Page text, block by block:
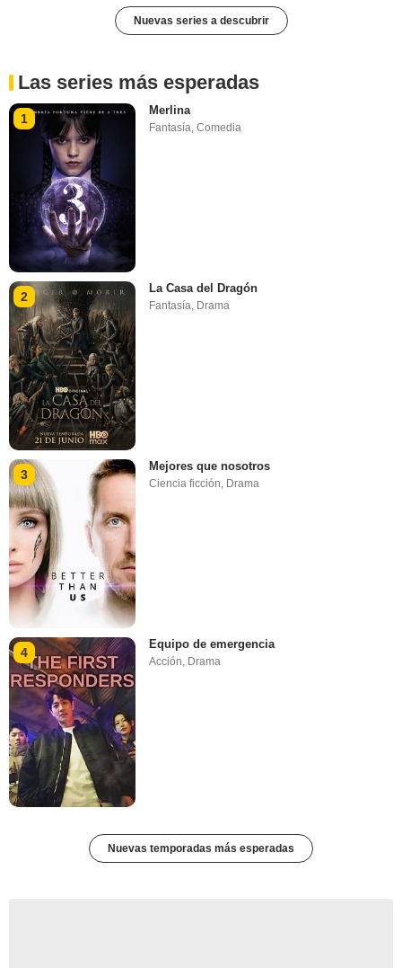
Nuevas series a descubrir
Las series más esperadas
1
Merlina
Fantasía ,Comedia
2
La Casa del Dragón
Fantasía, Drama
3
Mejores que nosotros
Ciencia ficción, Drama
4
Equipo de emergencia
Acción, Drama
Nuevas temporadas más esperadas